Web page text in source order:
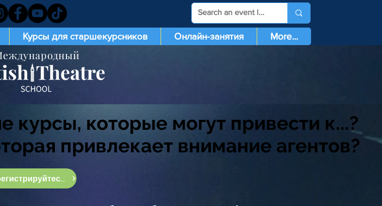
Курсы для старшекурсников Онлайн-занятия More...
курсы, которые могут привести к...?
привлекает внимание агентов?
Зарегистрируйтесь сейчас